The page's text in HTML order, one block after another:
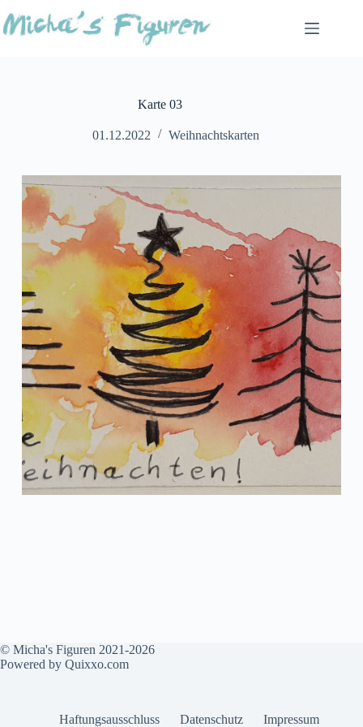
Inhalt
springen
Karte 03
01.12.2022 Weihnachtskarten
© Micha's Figuren 2021-2026
Powered by Quixxo.com
Haftungsausschluss Datenschutz Impressum